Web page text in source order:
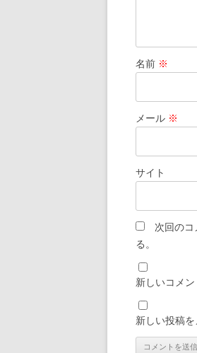
名前 ※
メール ※
サイト
次回の
る。
新しいコメ
新しい投稿